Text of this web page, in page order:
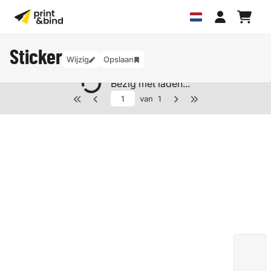
Sticker Wijzig Opslaan
Bezig met laden...
van 1